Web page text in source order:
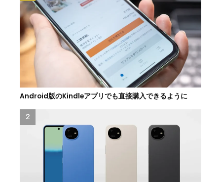
Android版のKindleアプリでも直接購入できるように